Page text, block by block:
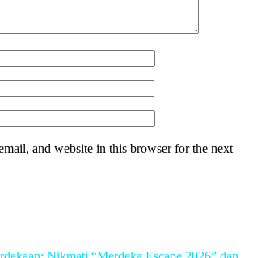
and website in this browser for the next